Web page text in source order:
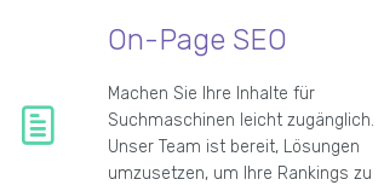
On-Page SEO
Machen Sie Ihre Inhalte für
Suchmaschinen leicht zugänglich.
Unser Team ist bereit, Lösungen
umzusetzen, um Ihre Rankings zu